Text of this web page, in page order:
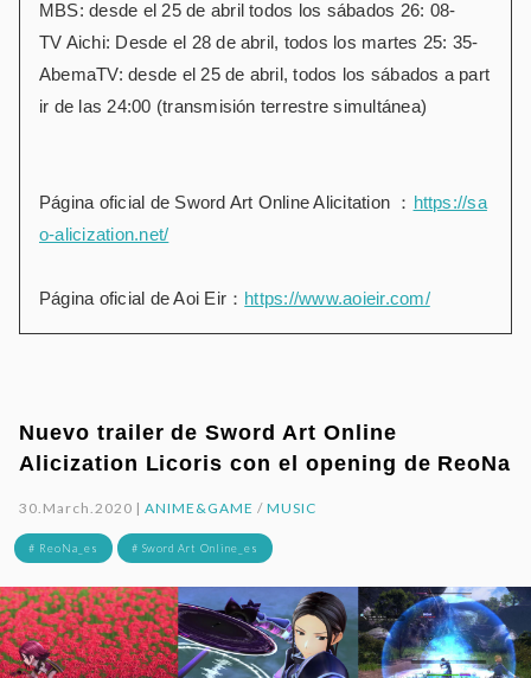
MBS: desde el 25 de abril todos los sábados 26: 08-
TV Aichi: Desde el 28 de abril, todos los martes 25: 35-
AbemaTV: desde el 25 de abril, todos los sábados a part
ir de las 24:00 (transmisión terrestre simultánea)
Página oficial de Sword Art Online Alicitation ： https://sa
o-alicization.net/
Página oficial de Aoi Eir： https://www.aoieir.com/
Nuevo trailer de Sword Art Online
Alicization Licoris con el opening de ReoNa
30.March.2020 |ANIME&GAME / MUSIC
# ReoNa_es # Sword Art Online_es